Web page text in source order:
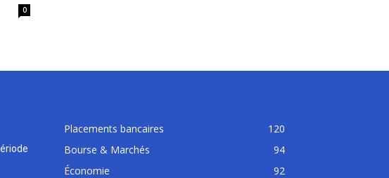
0
Placements bancaires
120
Bourse & Marchés
94
Économie
92